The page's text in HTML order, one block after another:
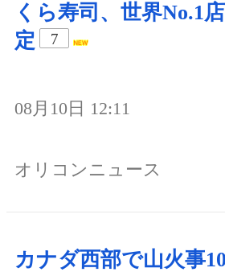
くら寿司、世界No.1
定
7
08月10日 12:11
オリコンニュース
カナダ西部で山火事